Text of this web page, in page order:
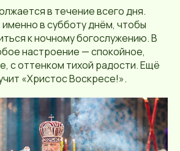
в течение всего дня.
в субботу днём, чтобы
к ночному богослужению. В
настроение — спокойное,
с оттенком тихой радости. Ещё
«Христос Воскресе!».